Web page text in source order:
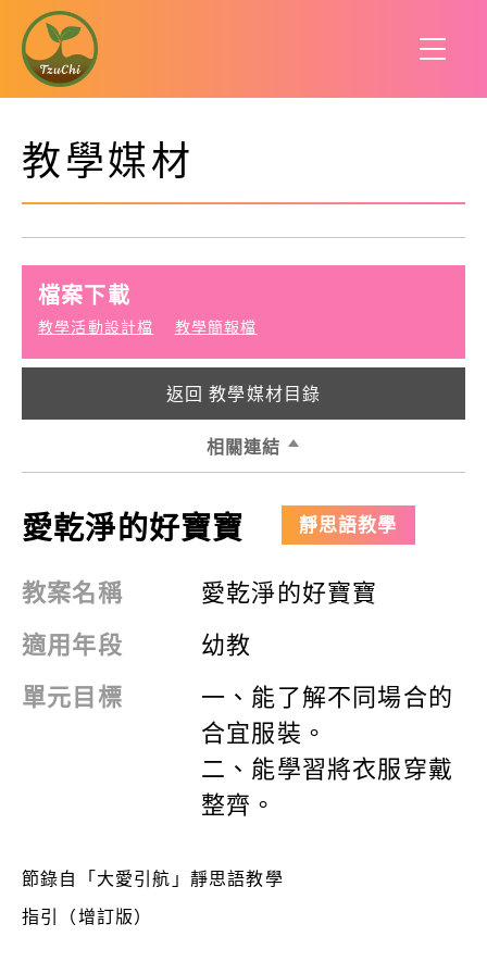
教學媒材
檔案下載
教學活動設計檔 教學簡報檔
返回 教學媒材目錄
相關連結
愛乾淨的好寶寶 靜思語教學
教案名稱
愛乾淨的好寶寶
適用年段
幼教
單元目標
一、能了解不同場合的
合宜服裝 。
二、能學習將衣服穿戴
整齊。
節錄自「大愛引航」靜思語教學
指引（增訂版）